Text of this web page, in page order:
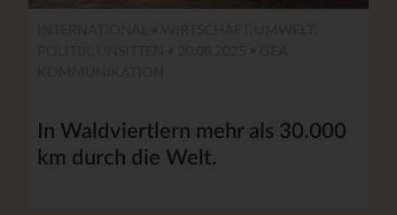
In Waldviertlern mehr als 30.000
km durch die Welt.